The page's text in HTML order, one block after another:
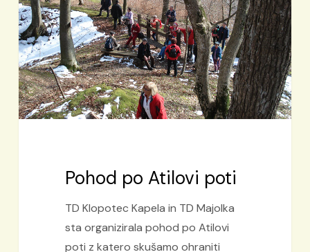
Pohod po Atilovi poti
TD Klopotec Kapela in TD Majolka
sta organizirala pohod po Atilovi
poti z katero skušamo ohraniti